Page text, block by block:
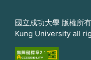
國立成功大學 版權所
Kung University all